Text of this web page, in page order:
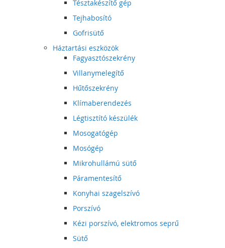
Tésztakészítő gép
Tejhabosító
Gofrisütő
Háztartási eszközök
Fagyasztószekrény
Villanymelegítő
Hűtőszekrény
Klímaberendezés
Légtisztító készülék
Mosogatógép
Mosógép
Mikrohullámú sütő
Páramentesítő
Konyhai szagelszívó
Porszívó
Kézi porszívó, elektromos seprű
Sütő